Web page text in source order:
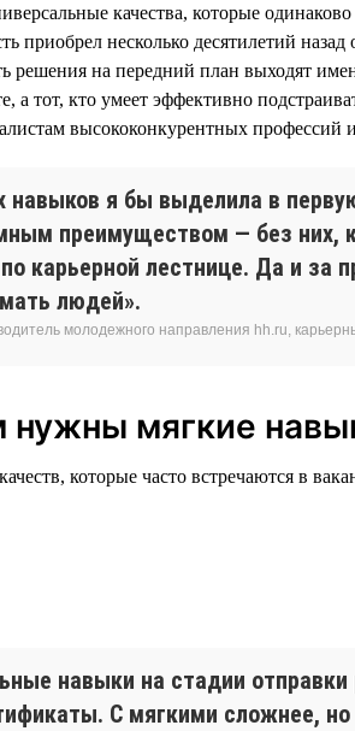
качества, которые
приобрел несколько десятилетий
решения на передний план выходят
а тот, кто умеет эффективно
высококонкурентных профессий
навыков я бы выделила в
преимуществом — без них,
карьерной лестнице. Да и
людей».
молодежного направления hh.ru,
нужны мягкие
которые часто встречаются в
навыки на стадии
С мягкими сложнее, но